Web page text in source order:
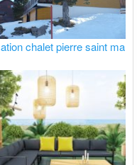
chalet pierre saint ma